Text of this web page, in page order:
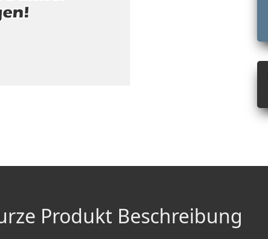
Produkt Beschreibung